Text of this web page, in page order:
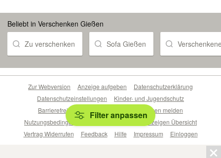
Beliebt in Verschenken Gießen
Zu verschenken Sofa Gießen
Filter anpassen
Zur Webversion Anzeige aufgeben
Datenschutzerklärung
Datenschutzeinstellungen
Kinder- und Jugendschutz
Barrierefreiheitserklärung
Sicherheitslücken melden
Nutzungsbedingungen
Beliebte Suchen
Anzeigen Übersicht
Vertrag Widerrufen
Feedback Hilfe Impressum Einloggen